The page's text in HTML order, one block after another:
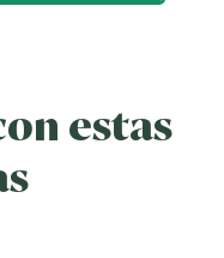
estas